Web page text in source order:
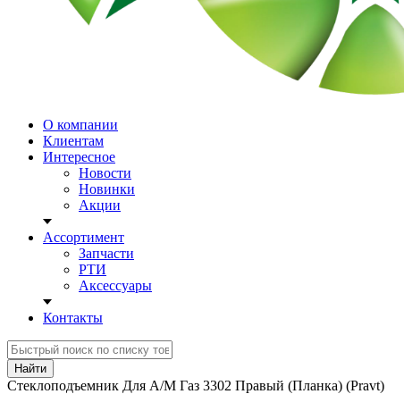
О компании
Клиентам
Интересное
Новости
Новинки
Акции
Ассортимент
Запчасти
РТИ
Аксессуары
Контакты
Найти
Стеклоподъемник Для А/М Газ 3302 Правый (Планка) (Pravt)